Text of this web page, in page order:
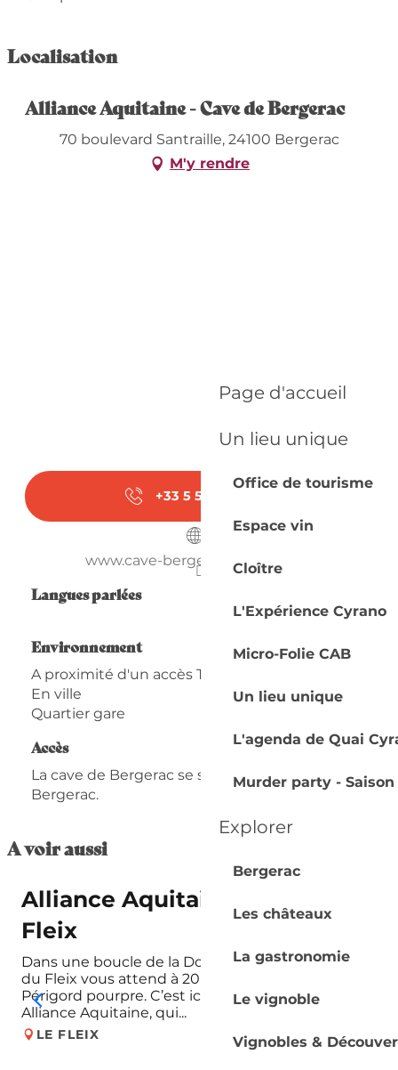
Page d'accueil
Un lieu unique
Office de tourisme
Espace vin
Cloître
L'Expérience Cyrano
Micro-Folie CAB
Un lieu unique
L'agenda de Quai
Murder party - Saison
Explorer
Bergerac
Les châteaux
La gastronomie
Le vignoble
Vignobles &
Localisation
Alliance Aquitaine - Cave de Bergerac
70 boulevard Santraille, 24100 Bergerac
M'y rendre
+33 5 53 24 64
www.cave-bergerac-le-fleix.com
Langues parlées
Langues parlées
Environnement
Environnement
A proximité d'un accès TER (train, car)
En ville
Quartier gare
Accès
Accès
La cave de Bergerac se situe derrière la gare de
Bergerac.
A voir aussi
Alliance Aquitaine - Cave du
Fleix
Dans une boucle de la Dordogne, le petit village
du Fleix vous attend à 20 km de Bergerac, dans le
Périgord pourpre. C’est ici que la coopérative
Alliance Aquitaine, qui...
LE FLEIX